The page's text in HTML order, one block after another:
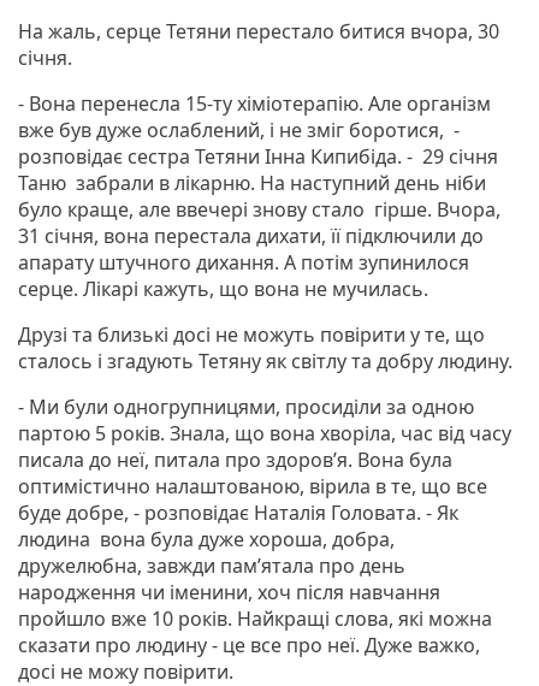
На жаль, серце Тетяни перестало битися вчора, 30
січня.
- Вона перенесла 15-ту хіміотерапію. Але організм
вже був дуже ослаблений, і не зміг боротися, -
розповідає сестра Тетяни Інна Кипибіда. - 29 січня
Таню забрали в лікарню. На наступний день ніби
було краще, але ввечері знову стало гірше. Вчора,
31 січня, вона перестала дихати, її підключили до
апарату штучного дихання. А потім зупинилося
серце. Лікарі кажуть, що вона не мучилась.
Друзі та близькі досі не можуть повірити у те, що
сталось і згадують Тетяну як світлу та добру людину.
- Ми були одногрупницями, просиділи за одною
партою 5 років. Знала, що вона хворіла, час від часу
писала до неї, питала про здоров’я. Вона була
оптимістично налаштованою, вірила в те, що все
буде добре, - розповідає Наталія Головата. - Як
людина вона була дуже хороша, добра,
дружелюбна, завжди пам’ятала про день
народження чи іменини, хоч після навчання
пройшло вже 10 років. Найкращі слова, які можна
сказати про людину - це все про неї. Дуже важко,
досі не можу повірити.